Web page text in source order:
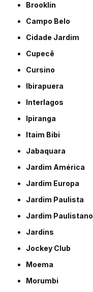
Brooklin
Campo Belo
Cidade Jardim
Cupecê
Cursino
Ibirapuera
Interlagos
Ipiranga
Itaim Bibi
Jabaquara
Jardim América
Jardim Europa
Jardim Paulista
Jardim Paulistano
Jardins
Jockey Club
Moema
Morumbi